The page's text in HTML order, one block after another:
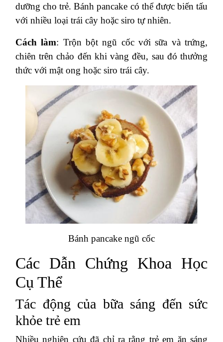
dưỡng cho trẻ. Bánh pancake có thể được biến tấu
với nhiều loại trái cây hoặc siro tự nhiên.
Cách làm: Trộn bột ngũ cốc với sữa và trứng,
chiên trên chảo đến khi vàng đều, sau đó thưởng
thức với mật ong hoặc siro trái cây.
Bánh pancake ngũ cốc
Các Dẫn Chứng Khoa Học
Cụ Thể
Tác động của bữa sáng đến sức
khỏe trẻ em
Nhiều nghiên cứu đã chỉ ra rằng trẻ em ăn sáng